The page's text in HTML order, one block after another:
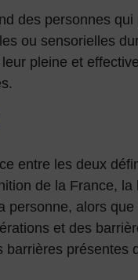
des personnes qui
ou sensorielles
pleine et
entre les deux
de la France, la
alors que
et des
présentes